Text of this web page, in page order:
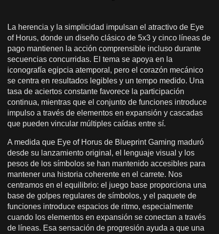
Depósitos, pagos y juego responsable en
Colombia
Versión móvil de Eye of Horus
La herencia y la simplicidad impulsan el atractivo de Eye
of Horus, donde un diseño clásico de 5x3 y cinco líneas de
pago mantienen la acción comprensible incluso durante
secuencias concurridas. El tema se apoya en la
iconografía egipcia atemporal, pero el corazón mecánico
se centra en resultados legibles y un tempo medido. Una
tasa de aciertos constante favorece la participación
continua, mientras que el conjunto de funciones introduce
impulso a través de elementos en expansión y cascadas
que pueden vincular múltiples caídas entre sí.
A medida que Eye of Horus de Blueprint Gaming maduró
desde su lanzamiento original, el lenguaje visual y los
pesos de los símbolos se han mantenido accesibles para
mantener una historia coherente en el carrete. Nos
centramos en el equilibrio: el juego base proporciona una
base de golpes regulares de símbolos, y el paquete de
funciones introduce espacios de ritmo, especialmente
cuando los elementos en expansión se conectan a través
de líneas. Esa sensación de progresión ayuda a que una